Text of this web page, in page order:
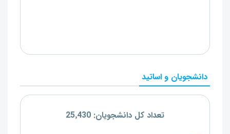
دانشجویان و اساتید
تعداد کل دانشجویان: 25٬430